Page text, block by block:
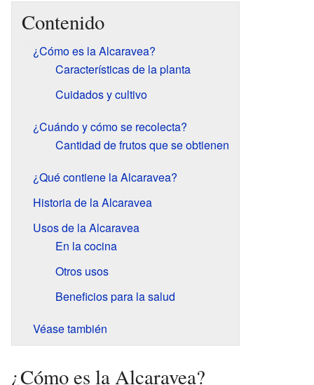
Contenido
¿Cómo es la Alcaravea?
Características de la planta
Cuidados y cultivo
¿Cuándo y cómo se recolecta?
Cantidad de frutos que se obtienen
¿Qué contiene la Alcaravea?
Historia de la Alcaravea
Usos de la Alcaravea
En la cocina
Otros usos
Beneficios para la salud
Véase también
¿Cómo es la Alcaravea?